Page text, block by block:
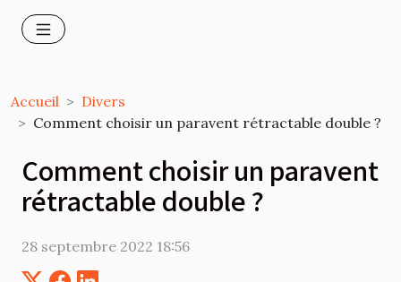
Accueil
Divers
Comment choisir un paravent rétractable double ?
Comment choisir un paravent
rétractable double ?
28 septembre 2022 18:56